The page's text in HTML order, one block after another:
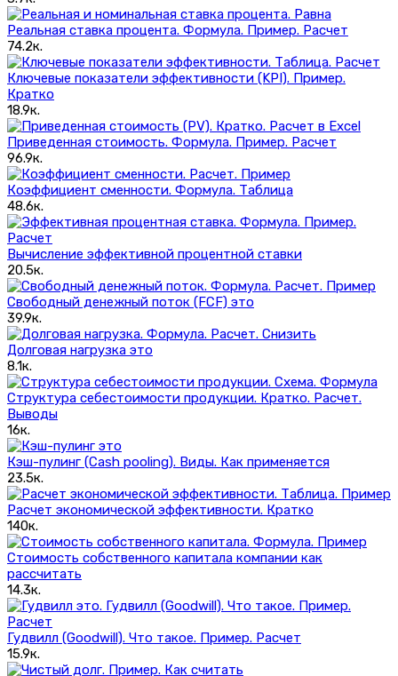
Реальная ставка процента. Формула. Пример. Расчет
74.2к.
Ключевые показатели эффективности (KPI). Пример.
Кратко
18.9к.
Приведенная стоимость. Формула. Пример. Расчет
96.9к.
Коэффициент сменности. Формула. Таблица
48.6к.
Вычисление эффективной процентной ставки
20.5к.
Свободный денежный поток (FCF) это
39.9к.
Долговая нагрузка это
8.1к.
Структура себестоимости продукции. Кратко. Расчет.
Выводы
16к.
Кэш-пулинг (Сash pooling). Виды. Как применяется
23.5к.
Расчет экономической эффективности. Кратко
140к.
Стоимость собственного капитала компании как
рассчитать
14.3к.
Гудвилл (Goodwill). Что такое. Пример. Расчет
15.9к.